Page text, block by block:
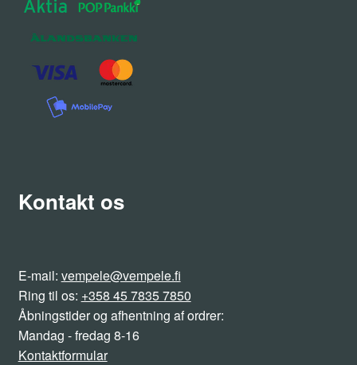
Kontakt os
E-mail: vempele@vempele.fi
Ring til os: +358 45 7835 7850
Åbningstider og afhentning af ordrer:
Mandag - fredag 8-16
Kontaktformular